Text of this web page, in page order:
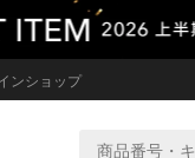
ンショップ